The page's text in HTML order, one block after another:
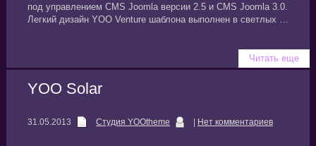
под управлением CMS Joomla версии 2.5 и CMS Joomla 3.0.
Легкий дизайн YOO Venture шаблона выполнен в светлых …
Читать еще
YOO Solar
31.05.2013 Студия YOOtheme Нет комментариев